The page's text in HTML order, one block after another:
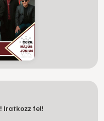
Iratkozz fel!